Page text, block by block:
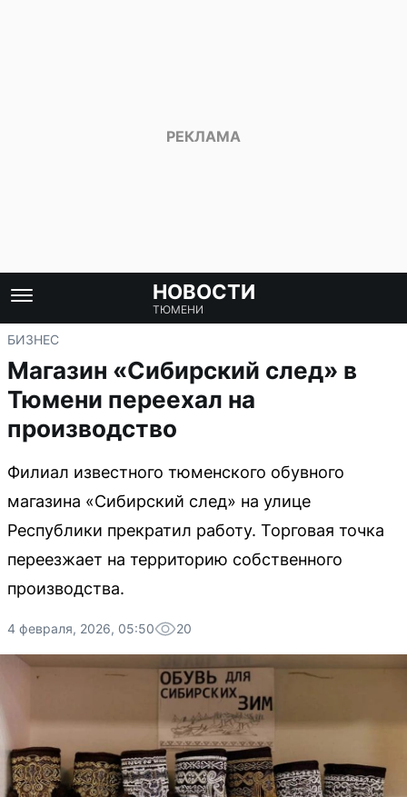
НОВОСТИ
ТЮМЕНИ
БИЗНЕС
Магазин «Сибирский след» в
Тюмени переехал на
производство
Филиал известного тюменского обувного
магазина «Сибирский след» на улице
Республики прекратил работу. Торговая точка
переезжает на территорию собственного
производства.
4 февраля, 2026, 05:50 20